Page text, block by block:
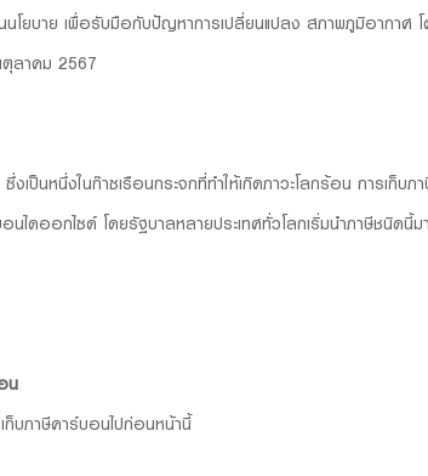
ยบาย เพื่อรับมือกับปัญหาการเปลี่ยนแปลง สภาพภูมิอากาศ โ
ตุลาคม 2567
นหนึ่งในก๊าซเรือนกระจกที่ทำให้เกิดภาวะโลกร้อน การเก็บภา
ไดออกไซด์ โดยรัฐบาลหลายประเทศทั่วโลกเริ่มนำภาษีชนิดนี้
น
ก็บภาษีคาร์บอนไปก่อนหน้านี้